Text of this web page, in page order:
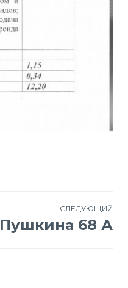
СЛЕДУЮЩИЙ
Пушкина 68 А